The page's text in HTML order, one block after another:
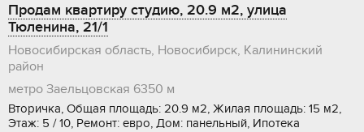
Продам квартиру студию, 20.9 м2, улица
Тюленина, 21/1
Новосибирская область, Новосибирск, Калининский
район
метро Заельцовская 6350 м
Вторичка, Общая площадь: 20.9 м2, Жилая площадь: 15 м2,
Этаж: 5 / 10, Ремонт: евро, Дом: панельный, Ипотека